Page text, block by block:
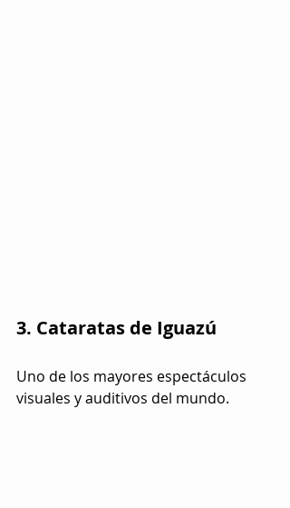
3. Cataratas de Iguazú
Uno de los mayores espectáculos
visuales y auditivos del mundo.